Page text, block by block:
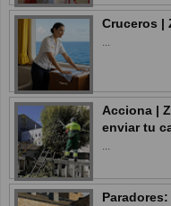
Cruceros |
...
Acciona |
enviar tu
...